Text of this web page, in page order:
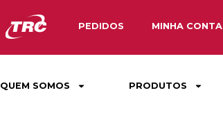
PEDIDOS MINHA CONTA
QUEM SOMOS PRODUTOS